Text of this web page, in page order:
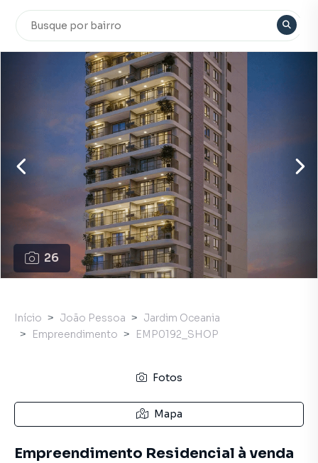
26
Início João Pessoa
Jardim Oceania
Empreendimento
EMP0192_SHOP
Fotos
Mapa
Empreendimento Residencial à venda